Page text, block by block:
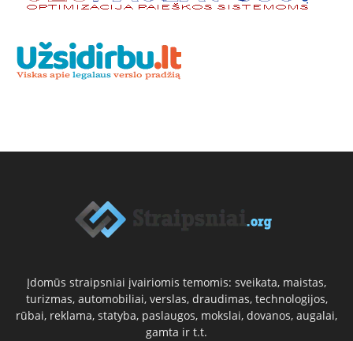
Įdomūs straipsniai įvairiomis temomis: sveikata, maistas,
turizmas, automobiliai, verslas, draudimas, technologijos,
rūbai, reklama, statyba, paslaugos, mokslai, dovanos, augalai,
gamta ir t.t.